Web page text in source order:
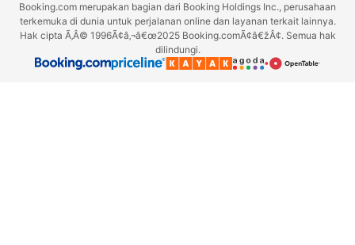
Booking.com merupakan bagian dari Booking Holdings Inc., perusahaan
terkemuka di dunia untuk perjalanan online dan layanan terkait lainnya.
Hak cipta Ã‚Â© 1996Ã¢â‚¬â€œ2025 Booking.comÃ¢â€žÂ¢. Semua hak
dilindungi.